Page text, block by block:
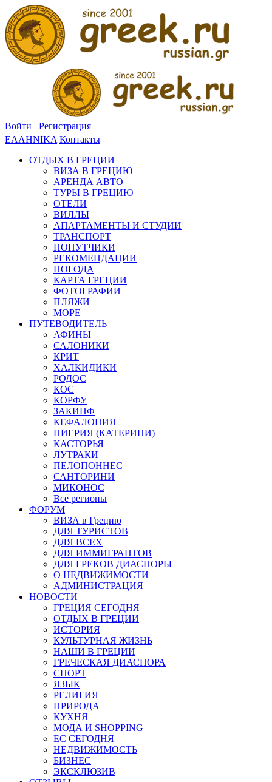
Войти
Регистрация
ΕΛΛΗΝΙΚΑ Контакты
ОТДЫХ В ГРЕЦИИ
ВИЗА В ГРЕЦИЮ
АРЕНДА АВТО
ТУРЫ В ГРЕЦИЮ
ОТЕЛИ
ВИЛЛЫ
АПАРТАМЕНТЫ И СТУДИИ
ТРАНСПОРТ
ПОПУТЧИКИ
РЕКОМЕНДАЦИИ
ПОГОДА
КАРТА ГРЕЦИИ
ФОТОГРАФИИ
ПЛЯЖИ
МОРЕ
ПУТЕВОДИТЕЛЬ
АФИНЫ
САЛОНИКИ
КРИТ
ХАЛКИДИКИ
РОДОС
КОС
КОРФУ
ЗАКИНФ
КЕФАЛОНИЯ
ПИЕРИЯ (КАТЕРИНИ)
КАСТОРЬЯ
ЛУТРАКИ
ПЕЛОПОННЕС
САНТОРИНИ
МИКОНОС
Все регионы
ФОРУМ
ВИЗА в Грецию
ДЛЯ ТУРИСТОВ
ДЛЯ ВСЕХ
ДЛЯ ИММИГРАНТОВ
ДЛЯ ГРЕКОВ ДИАСПОРЫ
О НЕДВИЖИМОСТИ
АДМИНИСТРАЦИЯ
НОВОСТИ
ГРЕЦИЯ СЕГОДНЯ
ОТДЫХ В ГРЕЦИИ
ИСТОРИЯ
КУЛЬТУРНАЯ ЖИЗНЬ
НАШИ В ГРЕЦИИ
ГРЕЧЕСКАЯ ДИАСПОРА
СПОРТ
ЯЗЫК
РЕЛИГИЯ
ПРИРОДА
КУХНЯ
МОДА И SHOPPING
ЕС СЕГОДНЯ
НЕДВИЖИМОСТЬ
БИЗНЕС
ЭКСКЛЮЗИВ